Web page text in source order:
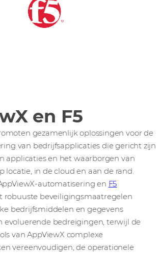
en F5
gezamenlijk oplossingen voor de
van bedrijfsapplicaties die gericht zijn
applicaties en het waarborgen van
locatie, in de cloud en aan de rand.
automatisering en F5
robuuste beveiligingsmaatregelen
bedrijfsmiddelen en gegevens
evoluerende bedreigingen, terwijl de
van AppViewX complexe
vereenvoudigen, de operationele